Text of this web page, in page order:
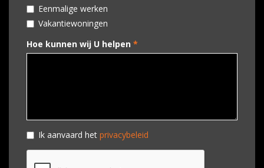
Eenmalige werken
Vakantiewoningen
Hoe kunnen wij U helpen *
Privacybeleid*
Ik aanvaard het privacybeleid